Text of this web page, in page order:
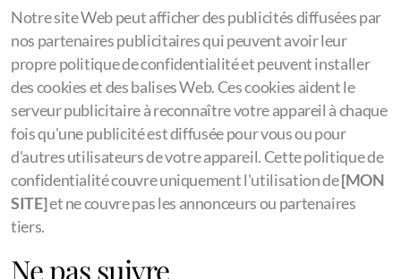
Notre site Web peut afficher des publicités diffusées par
nos partenaires publicitaires qui peuvent avoir leur
propre politique de confidentialité et peuvent installer
des cookies et des balises Web. Ces cookies aident le
serveur publicitaire à reconnaître votre appareil à chaque
fois qu'une publicité est diffusée pour vous ou pour
d'autres utilisateurs de votre appareil. Cette politique de
confidentialité couvre uniquement l'utilisation de[MON
SITE]et ne couvre pas les annonceurs ou partenaires
tiers.
Ne pas suivre